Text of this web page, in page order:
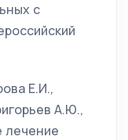
с
Е.И.,
А.Ю.,
лечение